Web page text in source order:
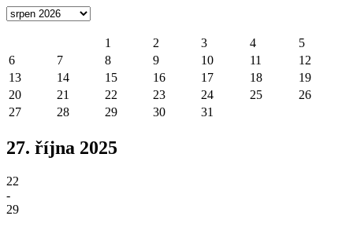
1 2 3 4
5
6
7 8 9 10 11
12
13
14 15 16 17 18
19
20
21 22 23 24 25
26
27
28 29 30 31
27. října 2025
22
-
29